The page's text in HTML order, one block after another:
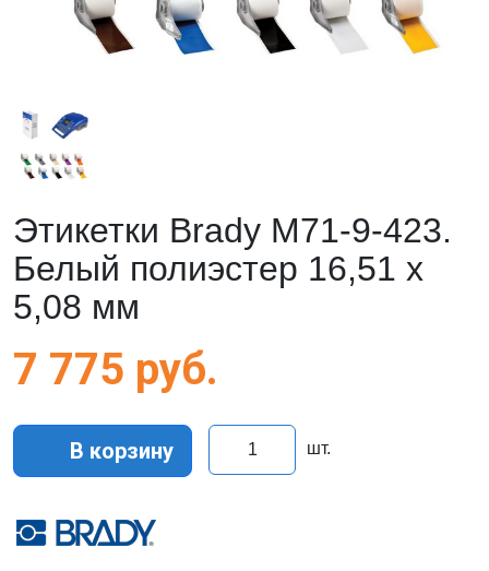
Этикетки Brady M71-9-423.
Белый полиэстер 16,51 х
5,08 мм
7 775 руб.
В корзину шт.